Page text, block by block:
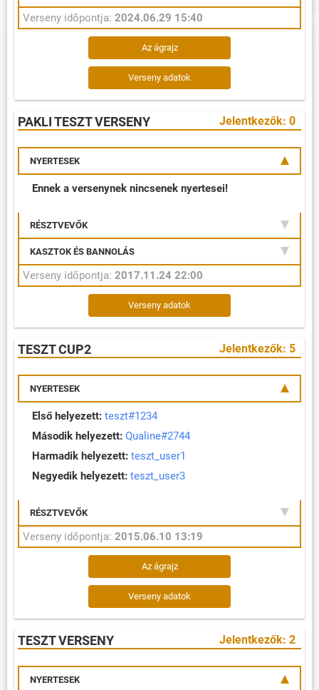
Verseny időpontja: 2024.06.29 15:40
Az ágrajz
Verseny adatok
Jelentkezők: 0
PAKLI TESZT VERSENY
NYERTESEK
Ennek a versenynek nincsenek nyertesei!
RÉSZTVEVŐK
KASZTOK ÉS BANNOLÁS
Verseny időpontja: 2017.11.24 22:00
Verseny adatok
Jelentkezők: 5
TESZT CUP2
NYERTESEK
Első helyezett: teszt#1234
Második helyezett: Qualine#2744
Harmadik helyezett: teszt_user1
Negyedik helyezett: teszt_user3
RÉSZTVEVŐK
Verseny időpontja: 2015.06.10 13:19
Az ágrajz
Verseny adatok
Jelentkezők: 2
TESZT VERSENY
NYERTESEK